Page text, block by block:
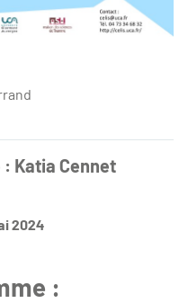
Katia Cennet
2024
: